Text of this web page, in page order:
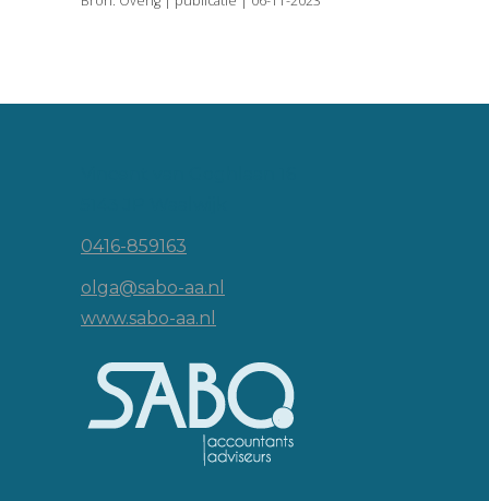
0416-859163
olga@sabo-aa.nl
www.sabo-aa.nl